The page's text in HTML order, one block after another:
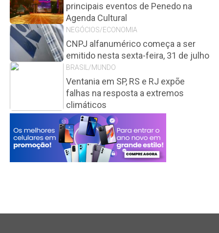
principais eventos de Penedo na
Agenda Cultural
NEGÓCIOS/ECONOMIA
CNPJ alfanumérico começa a ser
emitido nesta sexta-feira, 31 de julho
BRASIL/MUNDO
Ventania em SP, RS e RJ expõe
falhas na resposta a extremos
climáticos